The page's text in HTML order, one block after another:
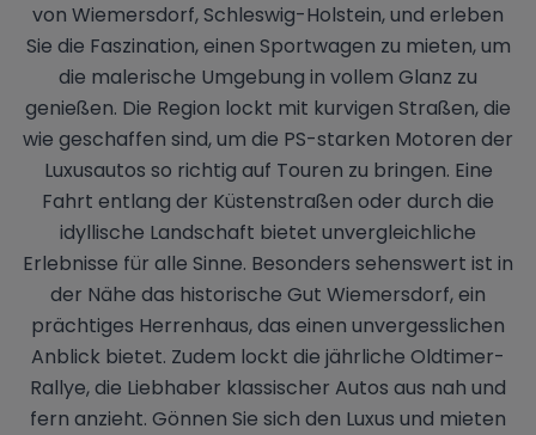
von Wiemersdorf, Schleswig-Holstein, und erleben
Sie die Faszination, einen Sportwagen zu mieten, um
die malerische Umgebung in vollem Glanz zu
genießen. Die Region lockt mit kurvigen Straßen, die
wie geschaffen sind, um die PS-starken Motoren der
Luxusautos so richtig auf Touren zu bringen. Eine
Fahrt entlang der Küstenstraßen oder durch die
idyllische Landschaft bietet unvergleichliche
Erlebnisse für alle Sinne. Besonders sehenswert ist in
der Nähe das historische Gut Wiemersdorf, ein
prächtiges Herrenhaus, das einen unvergesslichen
Anblick bietet. Zudem lockt die jährliche Oldtimer-
Rallye, die Liebhaber klassischer Autos aus nah und
fern anzieht. Gönnen Sie sich den Luxus und mieten